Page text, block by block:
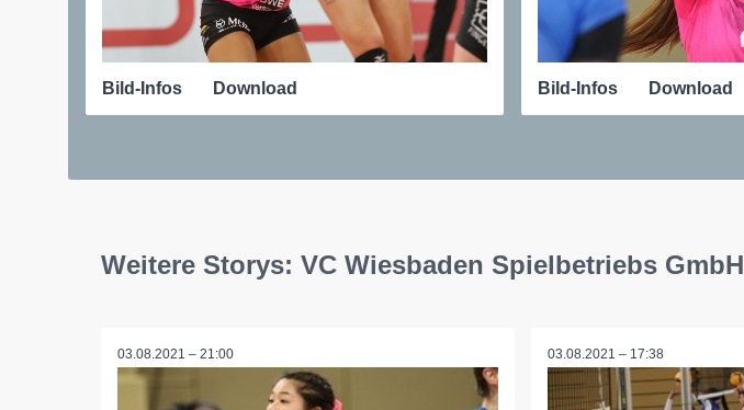
Bild-Infos Download Bild-Infos Download
Weitere Storys: VC Wiesbaden Spielbetriebs GmbH
03.08.2021 – 21:00 03.08.2021 – 17:38